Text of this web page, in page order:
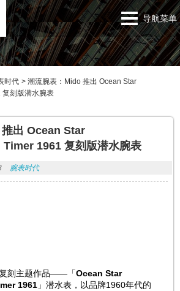
导航菜单
时代 >潮流腕表：Mido 推出 Ocean Star
刻版潜水腕表
出 Ocean Star
1961 复刻版潜水腕表
腕表时代
刻主题作品——「Ocean Star
1961」潜水表，以品牌1960年代的